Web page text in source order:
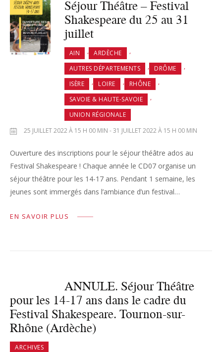
Séjour Théâtre – Festival
Shakespeare du 25 au 31
juillet
AIN , ARDÈCHE ,
AUTRES DÉPARTEMENTS , DRÔME ,
ISÈRE , LOIRE , RHÔNE ,
SAVOIE & HAUTE-SAVOIE ,
UNION RÉGIONALE
25 JUILLET 2022 À 15 H 00 MIN - 31 JUILLET 2022 À 15 H 00 MIN
Ouverture des inscriptions pour le séjour théâtre ados au
Festival Shakespeare ! Chaque année le CD07 organise un
séjour théâtre pour les 14-17 ans. Pendant 1 semaine, les
jeunes sont immergés dans l’ambiance d’un festival…
EN SAVOIR PLUS
ANNULE. Séjour Théâtre
pour les 14-17 ans dans le cadre du
Festival Shakespeare. Tournon-sur-
Rhône (Ardèche)
ARCHIVES